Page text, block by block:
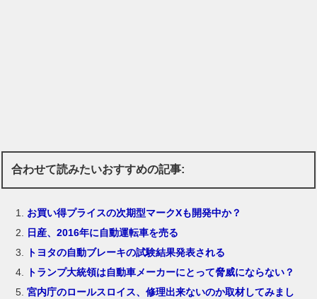
合わせて読みたいおすすめの記事:
お買い得プライスの次期型マークXも開発中か？
日産、2016年に自動運転車を売る
トヨタの自動ブレーキの試験結果発表される
トランプ大統領は自動車メーカーにとって脅威にならない？
宮内庁のロールスロイス、修理出来ないのか取材してみまし